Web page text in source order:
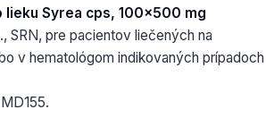
Syrea cps, 100x500 mg
pre pacientov liečených na
v hematológom indikovaných prípadoch